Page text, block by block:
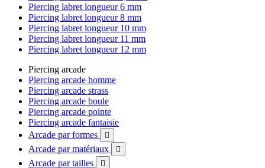
Piercing labret longueur 6 mm
Piercing labret longueur 8 mm
Piercing labret longueur 10 mm
Piercing labret longueur 11 mm
Piercing labret longueur 12 mm
Piercing arcade
Piercing arcade homme
Piercing arcade strass
Piercing arcade boule
Piercing arcade pointe
Piercing arcade fantaisie
Arcade par formes

Arcade par matériaux 
Arcade par tailles 